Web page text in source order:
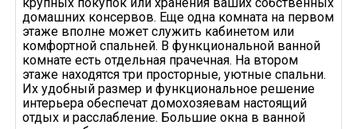
домашних консервов. Еще одна комната на первом
этаже вполне может служить кабинетом или
комфортной спальней. В функциональной ванной
комнате есть отдельная прачечная. На втором
этаже находятся три просторные, уютные спальни.
Их удобный размер и функциональное решение
интерьера обеспечат домохозяевам настоящий
отдых и расслабление. Большие окна в ванной